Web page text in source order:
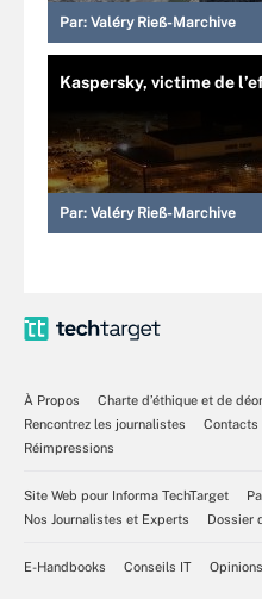
Par: Valéry Rieß-Marchive
Kaspersky, victime de
Par: Valéry Rieß-Marchive
À Propos
Charte d’éthique et de
Rencontrez les journalistes
Contacts
Réimpressions
Site Web pour Informa TechTarget
Nos Journalistes et Experts
Dossier
E-Handbooks Conseils IT Opinions